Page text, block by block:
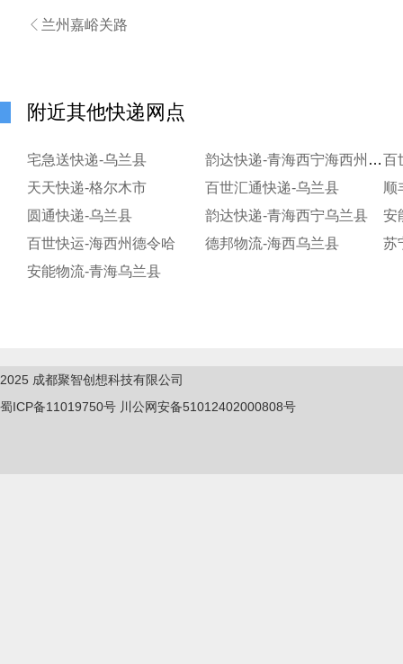
 兰州嘉峪关路
附近其他快递网点
宅急送快递-乌兰县 韵达快递-青海西宁海西州德令哈市百
天天快递-格尔木市
百世汇通快递-乌兰县
顺
圆通快递-乌兰县
韵达快递-青海西宁乌兰县
安
百世快运-海西州德令哈
德邦物流-海西乌兰县
苏
安能物流-青海乌兰县
2025 成都聚智创想科技有限公司
蜀ICP备11019750号 川公网安备51012402000808号